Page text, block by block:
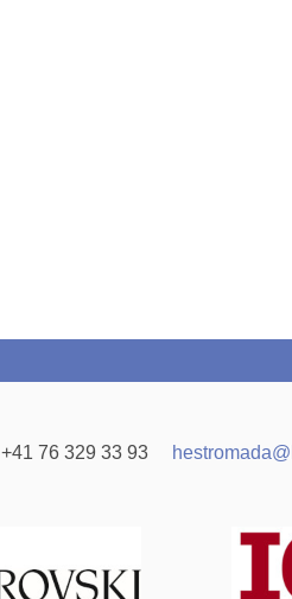
+41 76 329 33 93 hestromada@